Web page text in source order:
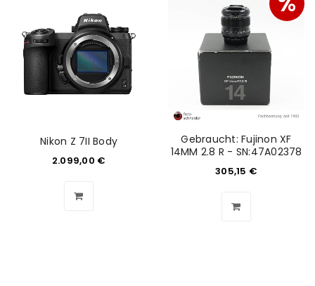
Nikon Z 7II Body
2.099,00 €
Gebraucht: Fujinon XF
14MM 2.8 R - SN:47A02378
305,15 €